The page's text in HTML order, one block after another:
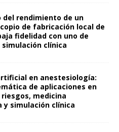
del rendimiento de un
de fabricación local de
fidelidad con uno de
clínica
en anestesiología:
de aplicaciones en
medicina
y simulación clínica